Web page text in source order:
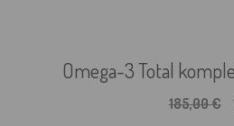
Omega-3 Total
185,00€